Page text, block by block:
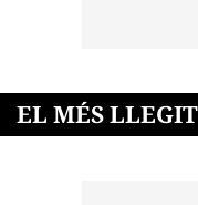
EL MÉS LLEGIT